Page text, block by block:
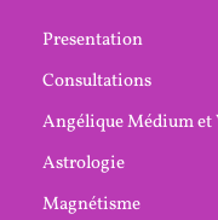
Presentation
Consultations
Angélique Médium et
Astrologie
Magnétisme